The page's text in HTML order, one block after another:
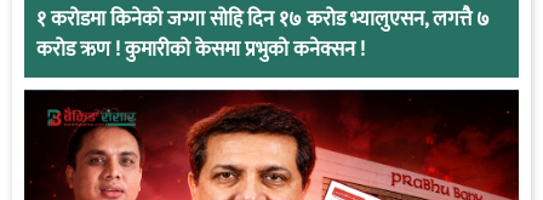
१ करोडमा किनेको जग्गा सोहि दिन १७ करोड भ्यालुएसन, लगत्तै ७
करोड ऋण ! कुमारीको केसमा प्रभुको कनेक्सन !